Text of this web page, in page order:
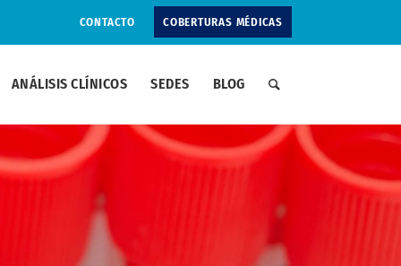
CONTACTO COBERTURAS MÉDICAS
ANÁLISIS CLÍNICOS SEDES BLOG